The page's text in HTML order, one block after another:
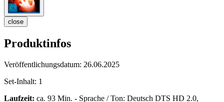
close
Produktinfos
Veröffentlichungsdatum: 26.06.2025
Set-Inhalt: 1
Laufzeit: ca. 93 Min. - Sprache / Ton: Deutsch DTS HD 2.0,